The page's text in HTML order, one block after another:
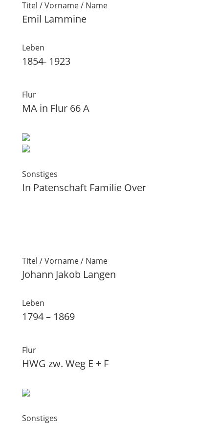
Titel / Vorname / Name
Emil Lammine
Leben
1854- 1923
Flur
MA in Flur 66 A
Sonstiges
In Patenschaft Familie Over
Titel / Vorname / Name
Johann Jakob Langen
Leben
1794 – 1869
Flur
HWG zw. Weg E + F
Sonstiges